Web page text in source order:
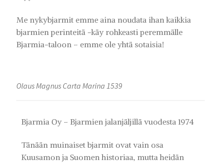
Me nykybjarmit emme aina noudata ihan kaikkia
bjarmien perinteitä -käy rohkeasti peremmälle
Bjarmia-taloon – emme ole yhtä sotaisia!
Olaus Magnus Carta Marina 1539
Bjarmia Oy – Bjarmien jalanjäljillä vuodesta 1974
Tänään muinaiset bjarmit ovat vain osa
Kuusamon ja Suomen historiaa, mutta heidän